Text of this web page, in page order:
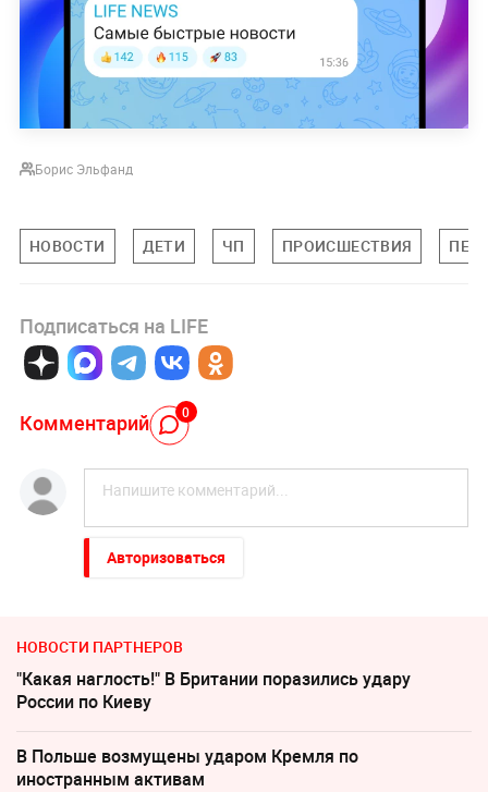
Борис Эльфанд
НОВОСТИ ДЕТИ ЧП ПРОИСШЕСТВИЯ
Подписаться на LIFE
Комментарий 0
Авторизоваться
НОВОСТИ ПАРТНЕРОВ
"Какая наглость!" В Британии поразились удару
России по Киеву
В Польше возмущены ударом Кремля по
иностранным активам